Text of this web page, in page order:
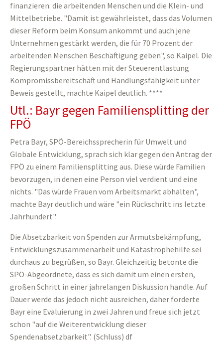
finanzieren: die arbeitenden Menschen und die Klein- und
Mittelbetriebe. "Damit ist gewährleistet, dass das Volumen
dieser Reform beim Konsum ankommt und auch jene
Unternehmen gestärkt werden, die für 70 Prozent der
arbeitenden Menschen Beschäftigung geben", so Kaipel. Die
Regierungspartner hätten mit der Steuerentlastung
Kompromissbereitschaft und Handlungsfähigkeit unter
Beweis gestellt, machte Kaipel deutlich. ****
Utl.: Bayr gegen Familiensplitting der
FPÖ
Petra Bayr, SPÖ-Bereichssprecherin für Umwelt und
Globale Entwicklung, sprach sich klar gegen den Antrag der
FPÖ zu einem Familiensplitting aus. Diese würde Familien
bevorzugen, in denen eine Person viel verdient und eine
nichts. "Das würde Frauen vom Arbeitsmarkt abhalten",
machte Bayr deutlich und wäre "ein Rückschritt ins letzte
Jahrhundert".
Die Absetzbarkeit von Spenden zur Armutsbekämpfung,
Entwicklungszusammenarbeit und Katastrophehilfe sei
durchaus zu begrüßen, so Bayr. Gleichzeitig betonte die
SPÖ-Abgeordnete, dass es sich damit um einen ersten,
großen Schritt in einer jahrelangen Diskussion handle. Auf
Dauer werde das jedoch nicht ausreichen, daher forderte
Bayr eine Evaluierung in zwei Jahren und freue sich jetzt
schon "auf die Weiterentwicklung dieser
Spendenabsetzbarkeit". (Schluss) df